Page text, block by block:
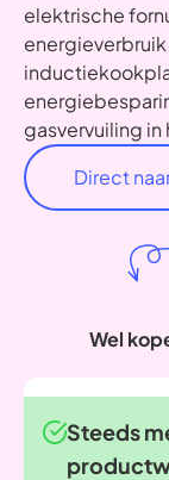
elektrische
energieverbruik
gasvervuiling in
Direct
Wel
Steeds